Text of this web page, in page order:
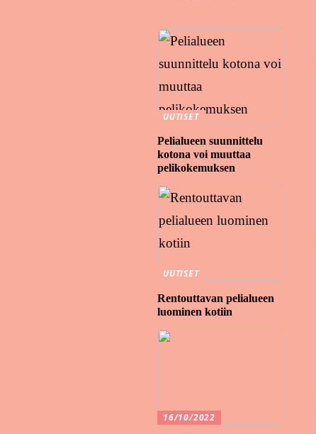
UUTISET
Pelialueen suunnittelu
kotona voi muuttaa
pelikokemuksen
UUTISET
Rentouttavan pelialueen
luominen kotiin
16/10/2022